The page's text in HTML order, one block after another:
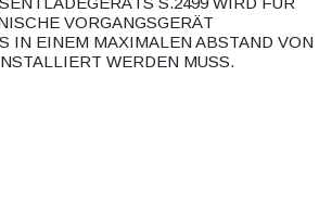
VORGANGSGERÄT
IN EINEM MAXIMALEN ABSTAND VON
WERDEN MUSS.